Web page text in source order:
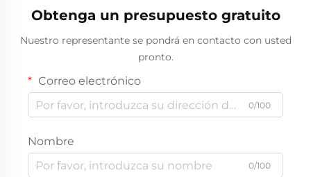
Obtenga un presupuesto gratuito
Nuestro representante se pondrá en contacto con usted
pronto.
Correo electrónico
0/100
Nombre
0/100